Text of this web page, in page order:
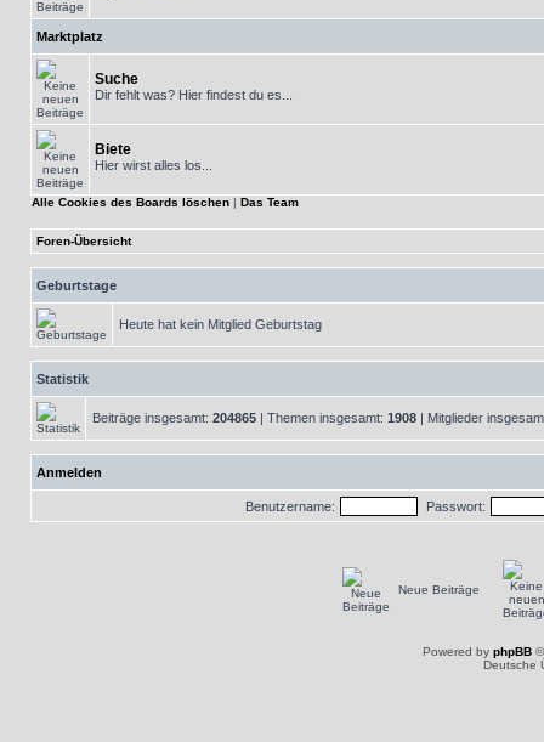
Marktplatz
Suche
Dir fehlt was? Hier findest du es...
Biete
Hier wirst alles los...
Alle Cookies des Boards löschen | Das Team
Foren-Übersicht
Geburtstage
Heute hat kein Mitglied Geburtstag
Statistik
Beiträge insgesamt: 204865 | Themen insgesamt: 1908 | Mitglieder
Anmelden
Benutzername: Passwort:
Neue Beiträge
Powered by phpBB
Deutsche